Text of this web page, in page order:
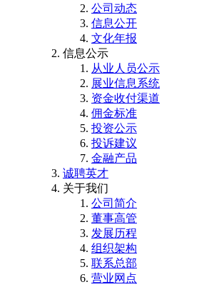
公司动态
信息公开
文化年报
信息公示
从业人员公示
展业信息系统
资金收付渠道
佣金标准
投资公示
投诉建议
金融产品
诚聘英才
关于我们
公司简介
董事高管
发展历程
组织架构
联系总部
营业网点